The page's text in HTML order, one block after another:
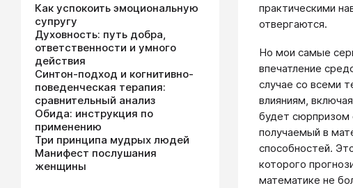
практическими
отвергаются.
Но мои самые
впечатление
случае со всеми
влияниям,
будет сюрпризом
получаемый в
способностей.
которого
математике не
Как успокоить эмоциональную
супругу
Духовность: путь добра,
ответственности и умного
действия
Синтон-подход и когнитивно-
поведенческая терапия:
сравнительный анализ
Обида: инструкция по
применению
Три принципа мудрых людей
Манифест послушания
женщины